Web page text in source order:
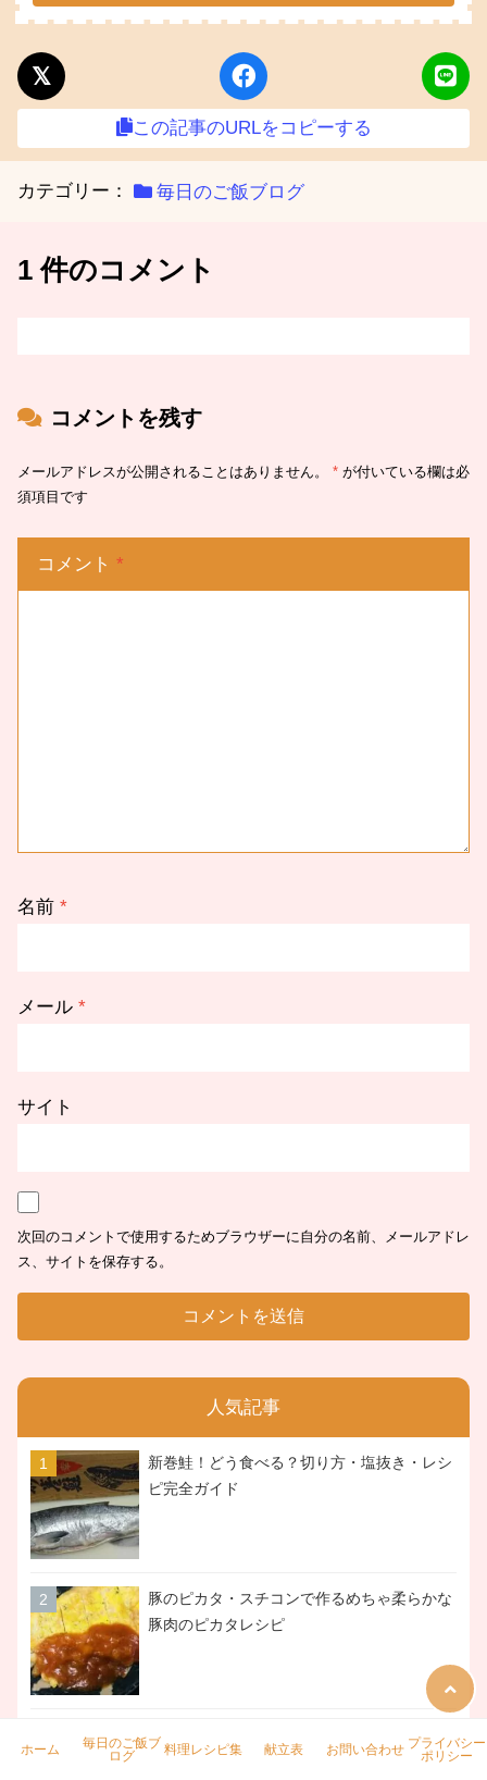
この記事のURLをコピーする
カテゴリー： 毎日のご飯ブログ
1 件のコメント
コメントを残す
メールアドレスが公開されることはありません。 * が付いている欄は必
須項目です
コメント *
名前 *
メール *
サイト
次回のコメントで使用するためブラウザーに自分の名前、メールアドレ
ス、サイトを保存する。
人気記事
新巻鮭！どう食べる？切り方・塩抜き・レシ
ピ完全ガイド
豚のピカタ・スチコンで作るめちゃ柔らかな
豚肉のピカタレシピ
簡単に？大量調理！大根・卵入りとろとろ豚
の角煮レシピ
ホーム
毎日のご飯ブ
ログ
料理レシピ集 献立表 お問い合わせ プライバシー
ポリシー